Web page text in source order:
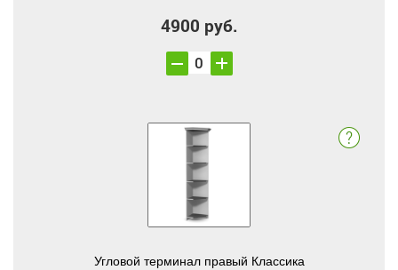
4900 руб.
Угловой терминал правый Классика